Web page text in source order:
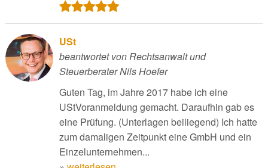
USt
beantwortet von Rechtsanwalt und
Steuerberater Nils Hoefer
Guten Tag, im Jahre 2017 habe ich eine
UStVoranmeldung gemacht. Daraufhin gab es
eine Prüfung. (Unterlagen beiliegend) Ich hatte
zum damaligen Zeitpunkt eine GmbH und ein
Einzelunternehmen...